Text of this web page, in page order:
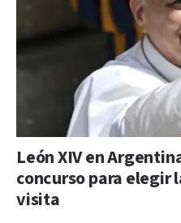
León XIV en
concurso para elegir
visita